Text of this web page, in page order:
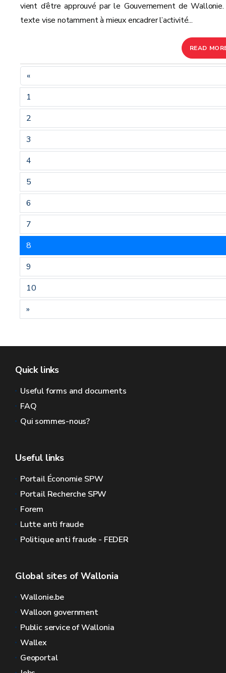
vient d’être approuvé par le Gouvernement de Wallonie.
texte vise notamment à mieux encadrer l’activité...
READ
«
1
2
3
4
5
6
7
8
9
10
»
Quick links
Useful forms and documents
FAQ
Qui sommes-nous?
Useful links
Portail Économie SPW
Portail Recherche SPW
Forem
Lutte anti fraude
Politique anti fraude - FEDER
Global sites of Wallonia
Wallonie.be
Walloon government
Public service of Wallonia
Wallex
Geoportal